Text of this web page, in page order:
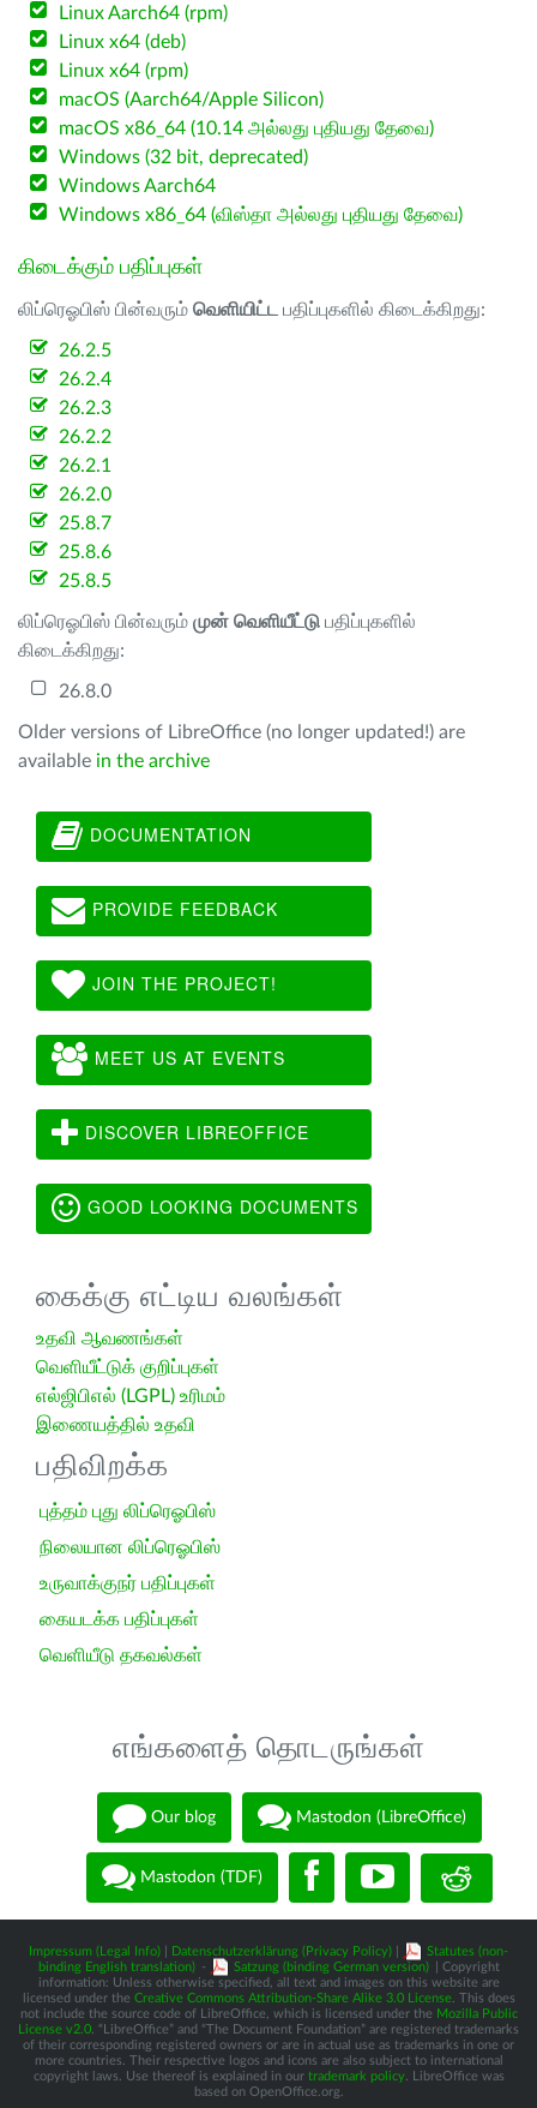
Linux Aarch64 (rpm)
Linux x64 (deb)
Linux x64 (rpm)
macOS (Aarch64/Apple Silicon)
macOS x86_64 (10.14 அல்லது புதியது தேவை)
Windows (32 bit, deprecated)
Windows Aarch64
Windows x86_64 (விஸ்தா அல்லது புதியது தேவை)
கிடைக்கும் பதிப்புகள்
லிப்ரெஓபிஸ் பின்வரும் வெளியிட்ட பதிப்புகளில் கிடைக்கிறது:
26.2.5
26.2.4
26.2.3
26.2.2
26.2.1
26.2.0
25.8.7
25.8.6
25.8.5
லிப்ரெஓபிஸ் பின்வரும் முன் வெளியீட்டு பதிப்புகளில்
கிடைக்கிறது:
26.8.0
Older versions of LibreOffice (no longer updated!) are
available in the archive
DOCUMENTATION
PROVIDE FEEDBACK
JOIN THE PROJECT!
MEET US AT EVENTS
DISCOVER LIBREOFFICE
GOOD LOOKING DOCUMENTS
கைக்கு எட்டிய வலங்கள்
உதவி ஆவணங்கள்
வெளியீட்டுக் குறிப்புகள்
எல்ஜிபிஎல் (LGPL) உரிமம்
இணையத்தில் உதவி
பதிவிறக்க
புத்தம் புது லிப்ரெஓபிஸ்
நிலையான லிப்ரெஓபிஸ்
உருவாக்குநர் பதிப்புகள்
கையடக்க பதிப்புகள்
வெளியீடு தகவல்கள்
எங்களைத் தொடருங்கள்
Our blog Mastodon (LibreOffice)
Mastodon (TDF)
Impressum (Legal Info) Datenschutzerklärung (Privacy Policy)
Statutes (non-
binding English translation) - Satzung (binding German version)
| Copyright
information: Unless otherwise specified, all text and images on this website are
licensed under the Creative Commons Attribution-Share Alike 3.0 License. This does
not include the source code of LibreOffice, which is licensed under the Mozilla Public
License v2.0 . “LibreOffice” and “The Document Foundation” are registered trademarks
of their corresponding registered owners or are in actual use as trademarks in one or
more countries. Their respective logos and icons are also subject to international
copyright laws. Use thereof is explained in our trademark policy. LibreOffice was
based on OpenOffice.org.